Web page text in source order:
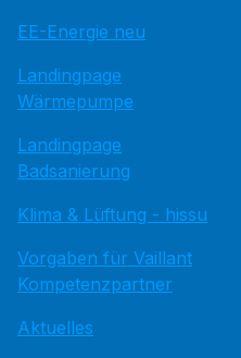
EE-Energie neu
Landingpage
Wärmepumpe
Landingpage
Badsanierung
Klima & Lüftung - hissu
Vorgaben für Vaillant
Kompetenzpartner
Aktuelles